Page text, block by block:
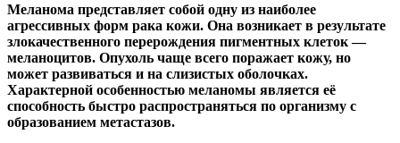
Меланома представляет собой одну из наиболее
агрессивных форм рака кожи. Она возникает в результате
злокачественного перерождения пигментных клеток —
меланоцитов. Опухоль чаще всего поражает кожу, но
может развиваться и на слизистых оболочках.
Характерной особенностью меланомы является её
способность быстро распространяться по организму с
образованием метастазов.